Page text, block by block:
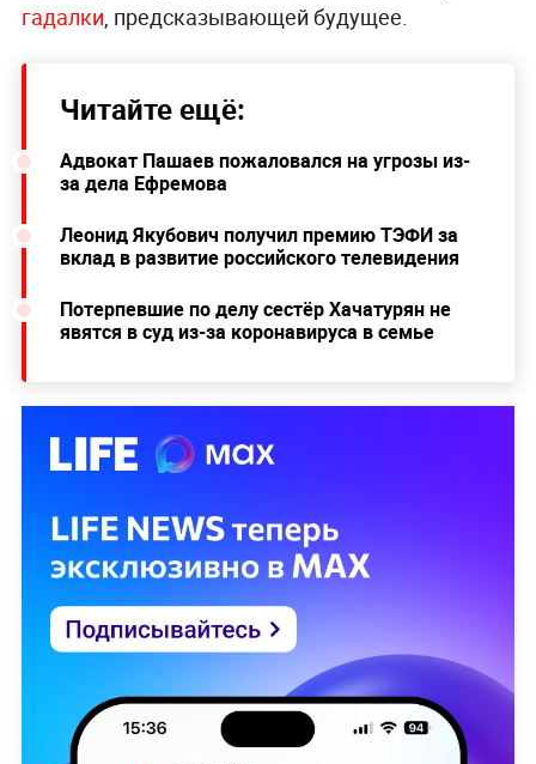
гадалки , предсказывающей будущее.
Читайте ещё:
Адвокат Пашаев пожаловался на угрозы из-
за дела Ефремова
Леонид Якубович получил премию ТЭФИ за
вклад в развитие российского телевидения
Потерпевшие по делу сестёр Хачатурян не
явятся в суд из-за коронавируса в семье